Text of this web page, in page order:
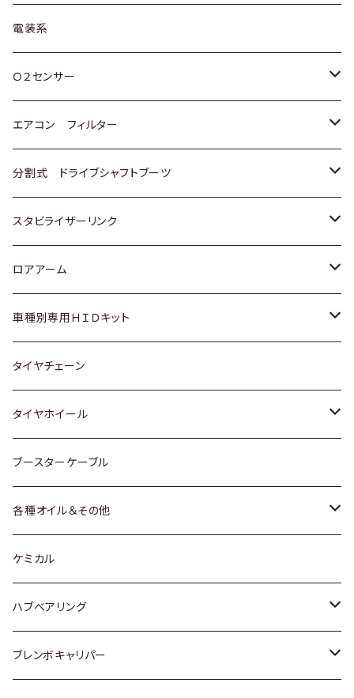
日野
三菱
スバル
マツダ
三菱
スバル
日産
ダイハツ
マツダ
三菱
スバル
スズキ
ダイハツ
三菱
スバル
トヨタ
ホンダ
スズキ
日産
いすゞ
ダイハツ
マツダ
三菱
スバル
レクサス
電装系
Ｏ２センサー
トヨタ
ホンダ
スズキ
日産
ダイハツ
マツダ
三菱
スバル
エアコン フィルター
トヨタ
ホンダ
スズキ
日産
いすゞ
ダイハツ
マツダ
三菱
スバル
分割式 ドライブシャフトブーツ
トヨタ
ホンダ
スズキ
日産
ダイハツ
スバル
スタビライザーリンク
トヨタ
ホンダ
スズキ
日産
ダイハツ
マツダ
ロアアーム
ホンダ
スズキ
日産
ダイハツ
マツダ
スバル
車種別専用ＨＩＤキット
トヨタ
マツダ
タイヤチェーン
タイヤホイール
トヨタ
ホンダ
スズキ
日産
ダイハツ
ブースターケーブル
各種オイル＆その他
ディーデル洗浄添加剤
ケミカル
ハブベアリング
トヨタ
ブレンボキャリパー